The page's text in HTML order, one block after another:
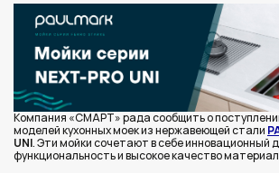
Компания «СМАРТ» рада сообщить о
моделей кухонных моек из нержавеющей стали
UNI. Эти мойки сочетают в себе инновационный
функциональность и высокое качество